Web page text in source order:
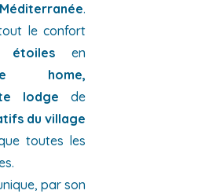
Méditerranée.
le confort
en
home,
lodge de
du village
toutes les
par son